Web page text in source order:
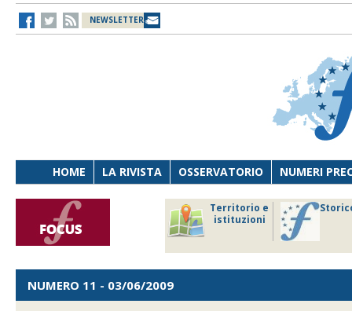
NEWSLETTER
HOME LA RIVISTA OSSERVATORIO NUMERI
Territorio e
istituzioni
NUMERO 11 - 03/06/2009